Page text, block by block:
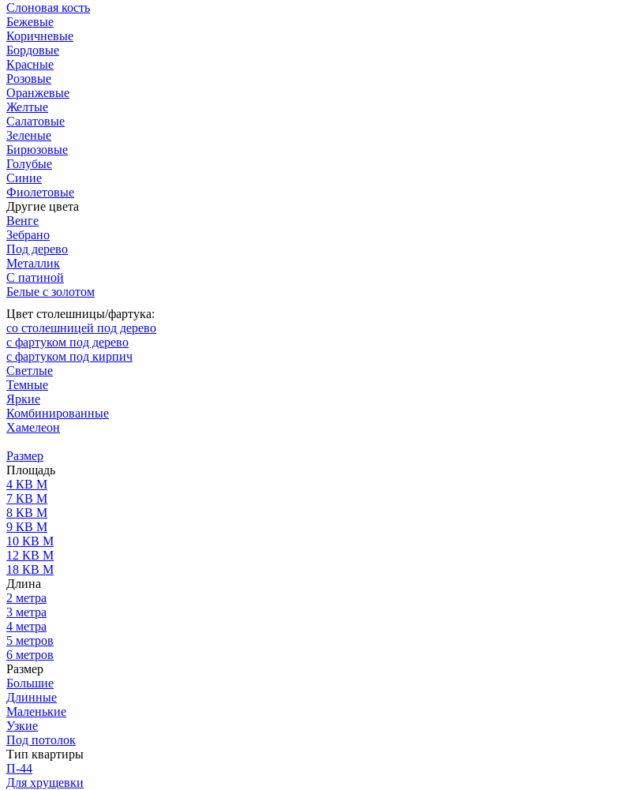
Слоновая кость
Бежевые
Коричневые
Бордовые
Красные
Розовые
Оранжевые
Желтые
Салатовые
Зеленые
Бирюзовые
Голубые
Синие
Фиолетовые
Другие цвета
Венге
Зебрано
Под дерево
Металлик
С патиной
Белые с золотом
Цвет столешницы/фартука:
со столешницей под дерево
с фартуком под дерево
с фартуком под кирпич
Светлые
Темные
Яркие
Комбинированные
Хамелеон
Размер
Площадь
4 КВ М
7 КВ М
8 КВ М
9 КВ М
10 КВ М
12 КВ М
18 КВ М
Длина
2 метра
3 метра
4 метра
5 метров
6 метров
Размер
Большие
Длинные
Маленькие
Узкие
Под потолок
Тип квартиры
П-44
Для хрущевки